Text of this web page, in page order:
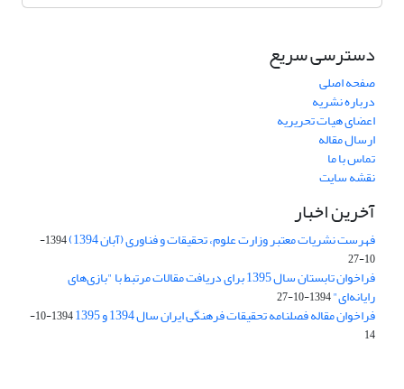
دسترسی سریع
صفحه اصلی
درباره نشریه
اعضای هیات تحریریه
ارسال مقاله
تماس با ما
نقشه سایت
آخرین اخبار
فهرست نشریات معتبر وزارت علوم، تحقیقات و فناوری (آبان 1394)
1394-
10-27
فراخوان تابستان سال 1395 برای دریافت مقالات مرتبط با "بازی‌های
رایانه‌ای"1394-10-27
فراخوان مقاله فصلنامه تحقیقات فرهنگی ایران سال 1394 و 1395
1394-10-
14